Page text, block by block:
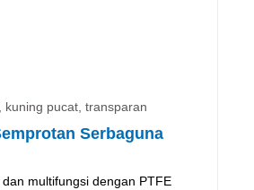
kuning pucat, transparan
Serbaguna
multifungsi dengan PTFE